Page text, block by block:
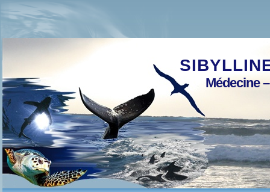
Warning: Creating default object from empty value in
Médecine